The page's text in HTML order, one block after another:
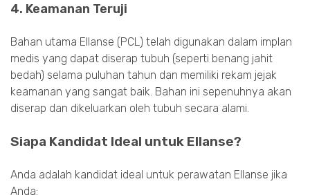
4. Keamanan Teruji
Bahan utama Ellanse (PCL) telah digunakan dalam implan
medis yang dapat diserap tubuh (seperti benang jahit
bedah) selama puluhan tahun dan memiliki rekam jejak
keamanan yang sangat baik. Bahan ini sepenuhnya akan
diserap dan dikeluarkan oleh tubuh secara alami.
Siapa Kandidat Ideal untuk Ellanse?
Anda adalah kandidat ideal untuk perawatan Ellanse jika
Anda: